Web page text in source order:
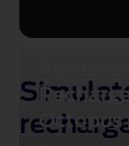
Octopus